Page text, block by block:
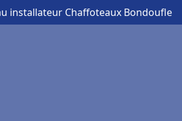
installateur Chaffoteaux Bondoufle